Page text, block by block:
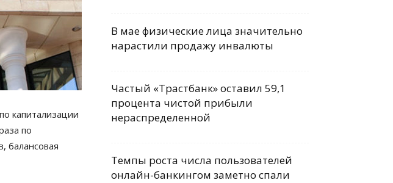
капитализации
по
балансовая
В мае физические лица значительно
нарастили продажу инвалюты
Частый «Трастбанк» оставил 59,1
процента чистой прибыли
нераспределенной
Темпы роста числа пользователей
онлайн-банкингом заметно спали